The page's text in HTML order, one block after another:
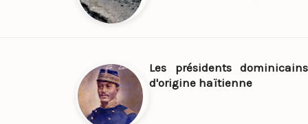
Les présidents dominicains
d'origine haïtienne